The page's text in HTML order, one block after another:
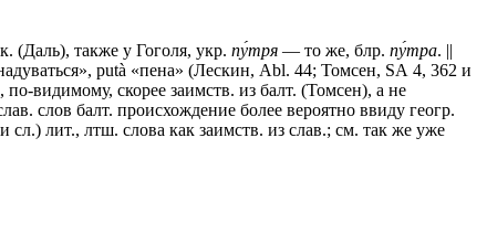
(Даль), также у Гоголя, укр. пу́тря — то же, блр. пу́тра. ||
putà «пена» (Лескин, Abl. 44; Томсен, SА 4, 362 и
видимому, скорее заимств. из балт. (Томсен), а не
слов балт. происхождение более вероятно ввиду геогр.
лит., лтш. слова как заимств. из слав.; см. так же уже